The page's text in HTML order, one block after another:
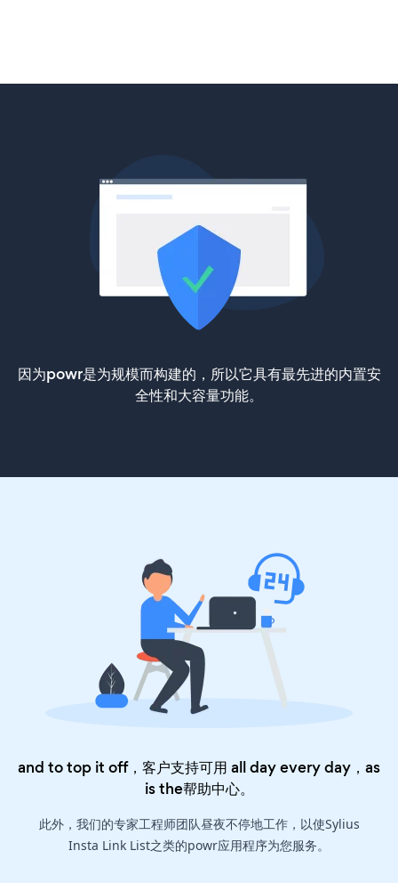
因为powr是为规模而构建的，所以它具有最先进的内置安
全性和大容量功能。
and to top it off，客户支持可用 all day every day，as
is the帮助中心。
此外，我们的专家工程师团队昼夜不停地工作，以使Sylius
Insta Link List之类的powr应用程序为您服务。